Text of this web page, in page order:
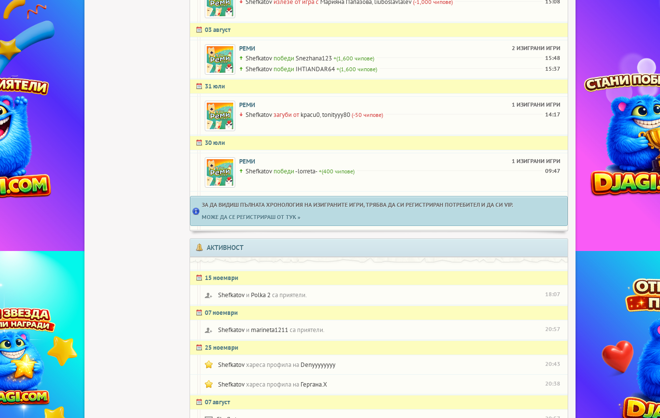
Shefkatov излезе от игра с Марияна Папазова, liuboslavlalev (-1,000 чипове)
03 август
РЕМИ 2 ИЗИГРАНИ ИГРИ
Shefkatov победи Snezhana123 +(1,600 чипове) 15:48
Shefkatov победи IHTIANDAR64 +(1,600 чипове) 15:37
31 юли
РЕМИ 1 ИЗИГРАНИ ИГРИ
Shefkatovзагуби от kpacu0,tonityyy80 (-50 чипове) 14:17
30 юли
РЕМИ 1 ИЗИГРАНИ ИГРИ
Shefkatov победи-lorreta- +(400 чипове) 09:47
ЗА ДА ВИДИШ ПЪЛНАТА ХРОНОЛОГИЯ НА ИЗИГРАНИТЕ ИГРИ, ТРЯБВА ДА СИ РЕГИСТРИРАН ПОТРЕБИТЕЛ И ДА СИ VIP.
МОЖЕ ДА СЕ РЕГИСТРИРАШ ОТ ТУК »
АКТИВНОСТ
15 ноември
Shefkatov и Polka 2 са приятели. 18:07
07 ноември
Shefkatov и marineta1211 са приятели. 20:57
25 ноември
Shefkatovхареса профила на Denyyyyyyyy 20:43
Shefkatovхареса профила на Гергана.Х 20:38
07 август